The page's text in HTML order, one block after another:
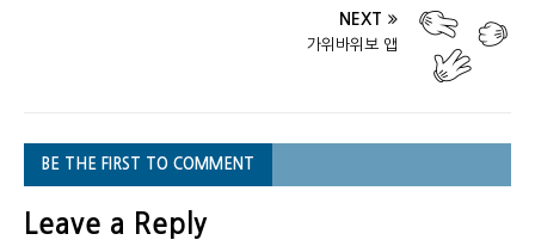
NEXT
가위바위보 앱
BE THE FIRST TO COMMENT
Leave a Reply